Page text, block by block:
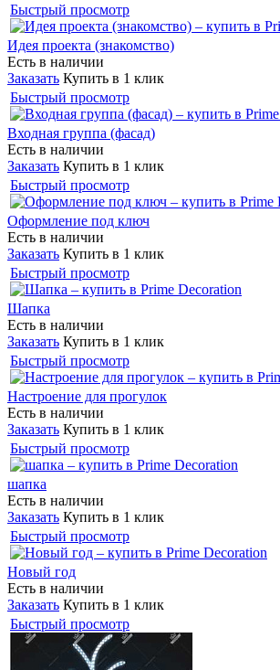
Быстрый просмотр
Идея проекта (знакомство)
Есть в наличии
Заказать Купить в 1 клик
Быстрый просмотр
Входная группа (фасад)
Есть в наличии
Заказать Купить в 1 клик
Быстрый просмотр
Оформление под ключ
Есть в наличии
Заказать Купить в 1 клик
Быстрый просмотр
Шапка
Есть в наличии
Заказать Купить в 1 клик
Быстрый просмотр
Настроение для прогулок
Есть в наличии
Заказать Купить в 1 клик
Быстрый просмотр
шапка
Есть в наличии
Заказать Купить в 1 клик
Быстрый просмотр
Новый год
Есть в наличии
Заказать Купить в 1 клик
Быстрый просмотр